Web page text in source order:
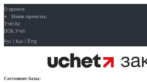
О проекте
Наши проекты:
Учёт.kz
ПОБ.Учёт
Рус | Қаз | Eng
Состояние базы: